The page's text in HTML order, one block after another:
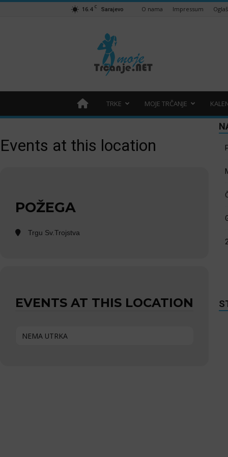
16.4 C Sarajevo O nama Impressum
Moje
trčanje
trcanje.net
TRKE MOJE TRČANJE
Events at this location
POŽEGA
Trgu Sv.Trojstva
EVENTS AT THIS LOCATION
NEMA UTRKA